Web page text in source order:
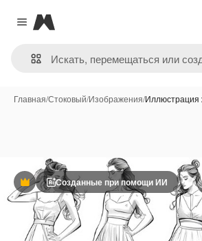
Close menu
Magnific
Главная/Стоковый/Изображения/
ПремиумСозданные при помощи ИИ